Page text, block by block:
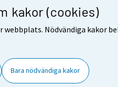
kakor (cookies)
webbplats. Nödvändiga kakor
Bara nödvändiga kakor
Respons